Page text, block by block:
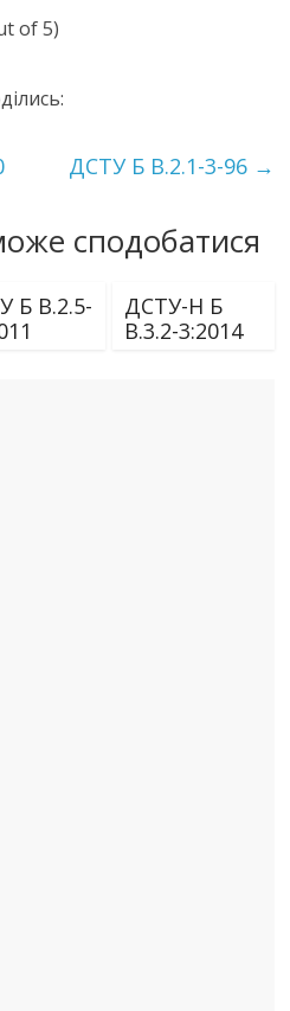
of 5)
ДСТУ Б В.2.1-3-96 →
сподобатися
Б В.2.5-
ДСТУ-Н Б
В.3.2-3:2014